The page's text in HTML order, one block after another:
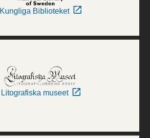
Kungliga Biblioteket
Litografiska museet